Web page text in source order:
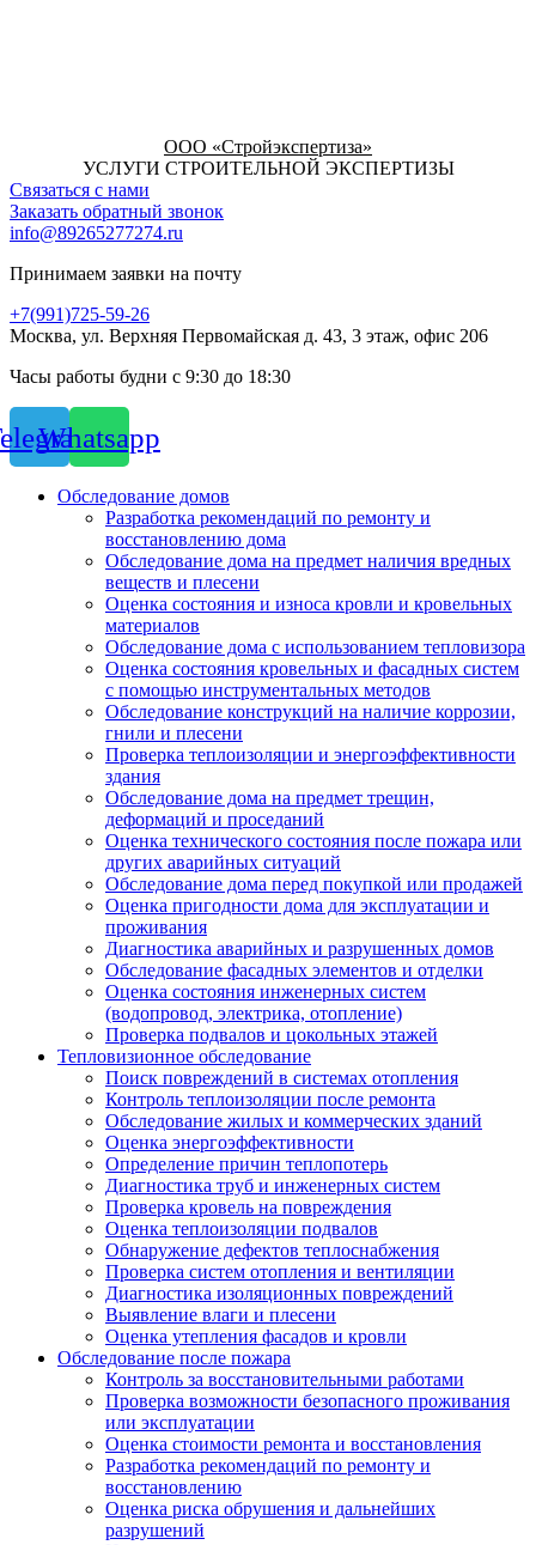
ООО «Стройэкспертиза»
УСЛУГИ СТРОИТЕЛЬНОЙ ЭКСПЕРТИЗЫ
Связаться с нами
Заказать обратный звонок
info@89265277274.ru
Принимаем заявки на почту
+7(991)725-59-26
Москва, ул. Верхняя Первомайская д. 43, 3 этаж, офис 206
Часы работы будни с 9:30 до 18:30
Whatsapp
Обследование домов
Разработка рекомендаций по ремонту и
восстановлению дома
Обследование дома на предмет наличия вредных
веществ и плесени
Оценка состояния и износа кровли и кровельных
материалов
Обследование дома с использованием тепловизора
Оценка состояния кровельных и фасадных систем
с помощью инструментальных методов
Обследование конструкций на наличие коррозии,
гнили и плесени
Проверка теплоизоляции и энергоэффективности
здания
Обследование дома на предмет трещин,
деформаций и проседаний
Оценка технического состояния после пожара или
других аварийных ситуаций
Обследование дома перед покупкой или продажей
Оценка пригодности дома для эксплуатации и
проживания
Диагностика аварийных и разрушенных домов
Обследование фасадных элементов и отделки
Оценка состояния инженерных систем
(водопровод, электрика, отопление)
Проверка подвалов и цокольных этажей
Тепловизионное обследование
Поиск повреждений в системах отопления
Контроль теплоизоляции после ремонта
Обследование жилых и коммерческих зданий
Оценка энергоэффективности
Определение причин теплопотерь
Диагностика труб и инженерных систем
Проверка кровель на повреждения
Оценка теплоизоляции подвалов
Обнаружение дефектов теплоснабжения
Проверка систем отопления и вентиляции
Диагностика изоляционных повреждений
Выявление влаги и плесени
Оценка утепления фасадов и кровли
Обследование после пожара
Контроль за восстановительными работами
Проверка возможности безопасного проживания
или эксплуатации
Оценка стоимости ремонта и восстановления
Разработка рекомендаций по ремонту и
восстановлению
Оценка риска обрушения и дальнейших
разрушений